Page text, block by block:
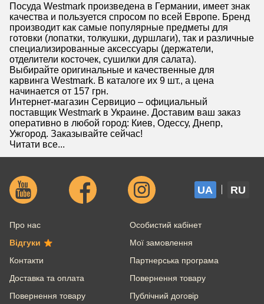
Посуда Westmark произведена в Германии, имеет знак
качества и пользуется спросом по всей Европе. Бренд
производит как самые популярные предметы для
готовки (лопатки, толкушки, дуршлаги), так и различные
специализированные аксессуары (держатели,
отделители косточек, сушилки для салата).
Выбирайте оригинальные и качественные для
карвинга Westmark. В каталоге их 9 шт., а цена
начинается от 157 грн.
Интернет-магазин Сервицио – официальный
поставщик Westmark в Украине. Доставим ваш заказ
оперативно в любой город: Киев, Одессу, Днепр,
Ужгород. Заказывайте сейчас!
Читати все...
UA RU
Про нас
Відгуки
Контакти
Доставка та оплата
Повернення товару
Особистий кабінет
Мої замовлення
Партнерська програма
Повернення товару
Публічний договір